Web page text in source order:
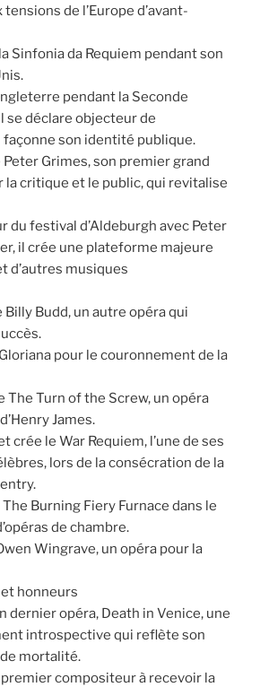
de l’Europe d’avant-
Sinfonia da Requiem pendant son
pendant la Seconde
se déclare objecteur de
façonne son identité publique.
Grimes, son premier grand
la critique et le public, qui revitalise
du festival d’Aldeburgh avec Peter
il crée une plateforme majeure
d’autres musiques
Billy Budd, un autre opéra qui
pour le couronnement de la
The Turn of the Screw, un opéra
James.
crée le War Requiem, l’une de ses
lors de la consécration de la
Burning Fiery Furnace dans le
de chambre.
Wingrave, un opéra pour la
honneurs
dernier opéra, Death in Venice, une
introspective qui reflète son
mortalité.
compositeur à recevoir la